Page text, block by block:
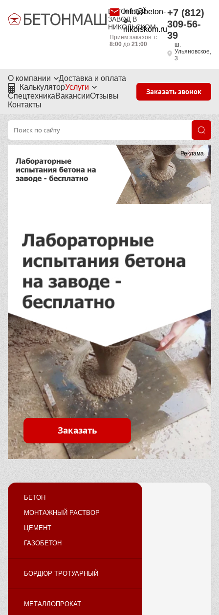
БЕТОННЫЙ
ЗАВОД В
НИКОЛЬСКОМ
info@beton-
v-
nikolskom.ru
Приём заказов: с
8:00 до 21:00
+7 (812)
309-56-
39
ш.
Ульяновское,
3
О компании
Доставка и оплата
КалькуляторУслуги
СпецтехникаВакансииОтзывы
Контакты
Заказать звонок
Реклама
Заказать
БЕТОН
МОНТАЖНЫЙ РАСТВОР
ЦЕМЕНТ
ГАЗОБЕТОН
БОРДЮР ТРОТУАРНЫЙ
МЕТАЛЛОПРОКАТ